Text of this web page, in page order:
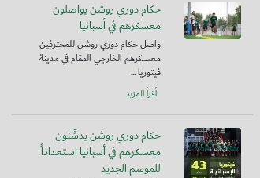
حكام دوري روشن يواصلون
معسكرهم في أسبانيا
واصل حكام دوري روشن للمحترفين
معسكرهم الخارجي المقام في مدينة
فيتوريا ...
أقرأ المزيد
حكام دوري روشن يدشّنون
معسكرهم في أسبانيا استعداداً
للموسم الجديد